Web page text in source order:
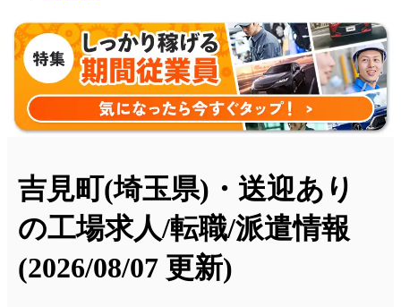
吉見町(埼玉県)・送迎あり
の工場求人/転職/派遣情報
(2026/08/07 更新)